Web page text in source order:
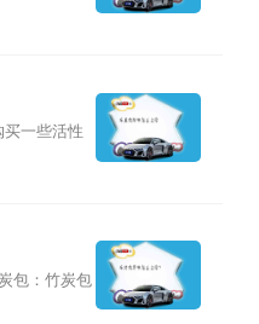
一些活性
包：竹炭包